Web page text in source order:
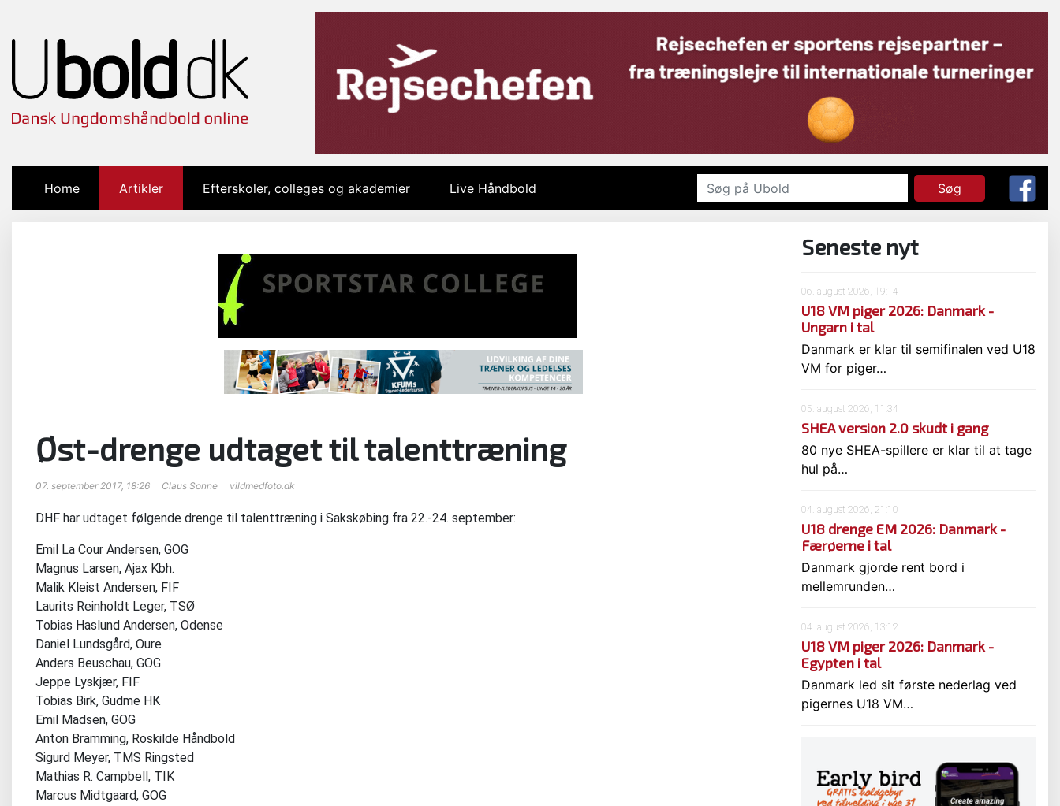
Home (current)Artikler Efterskoler, colleges og akademier Live Håndbold Søg
Øst-drenge udtaget til talenttræning
07. september 2017, 18:26 Claus Sonne vildmedfoto.dk
DHF har udtaget følgende drenge til talenttræning i Sakskøbing fra 22.-24. september:
Emil La Cour Andersen, GOG
Magnus Larsen, Ajax Kbh.
Malik Kleist Andersen, FIF
Laurits Reinholdt Leger, TSØ
Tobias Haslund Andersen, Odense
Daniel Lundsgård, Oure
Anders Beuschau, GOG
Jeppe Lyskjær, FIF
Tobias Birk, Gudme HK
Emil Madsen, GOG
Anton Bramming, Roskilde Håndbold
Sigurd Meyer, TMS Ringsted
Mathias R. Campbell, TIK
Marcus Midtgaard, GOG
Seneste nyt
06. august 2026, 19:14
U18 VM piger 2026: Danmark -
Ungarn i tal
Danmark er klar til semifinalen ved U18
VM for piger…
05. august 2026, 11:34
SHEA version 2.0 skudt i gang
80 nye SHEA-spillere er klar til at tage
hul på…
04. august 2026, 21:10
U18 drenge EM 2026: Danmark -
Færøerne i tal
Danmark gjorde rent bord i
mellemrunden…
04. august 2026, 13:12
U18 VM piger 2026: Danmark -
Egypten i tal
Danmark led sit første nederlag ved
pigernes U18 VM…